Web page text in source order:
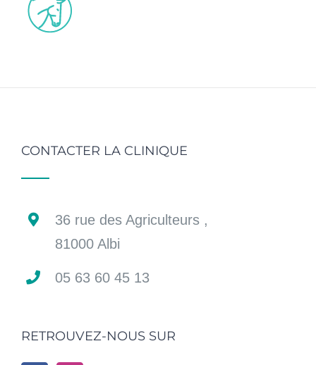
CONTACTER LA CLINIQUE
36 rue des Agriculteurs ,
81000 Albi
05 63 60 45 13
RETROUVEZ-NOUS SUR